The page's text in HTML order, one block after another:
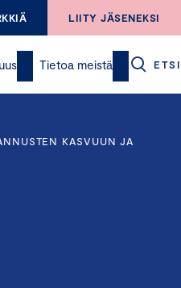
LIITY JÄSENEKSI
Tietoa meistä ETSI
KASVUUN JA